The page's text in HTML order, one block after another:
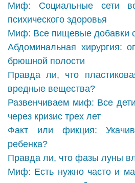
Миф: Социальные сети
психического здоровья
Миф: Все пищевые добавки
Абдоминальная хирургия:
брюшной полости
Правда ли, что
вредные вещества?
Развенчиваем миф: Все
через кризис трех лет
Факт или фикция:
ребенка?
Правда ли, что фазы луны
Миф: Есть нужно часто и